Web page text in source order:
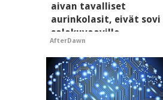
aivan tavalliset
aurinkolasit, eivät sovi
salakuvaaville
hyypiöille
AfterDawn